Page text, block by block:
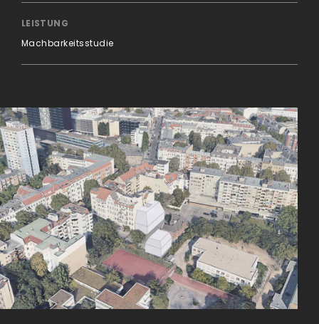
LEISTUNG
Machbarkeitsstudie